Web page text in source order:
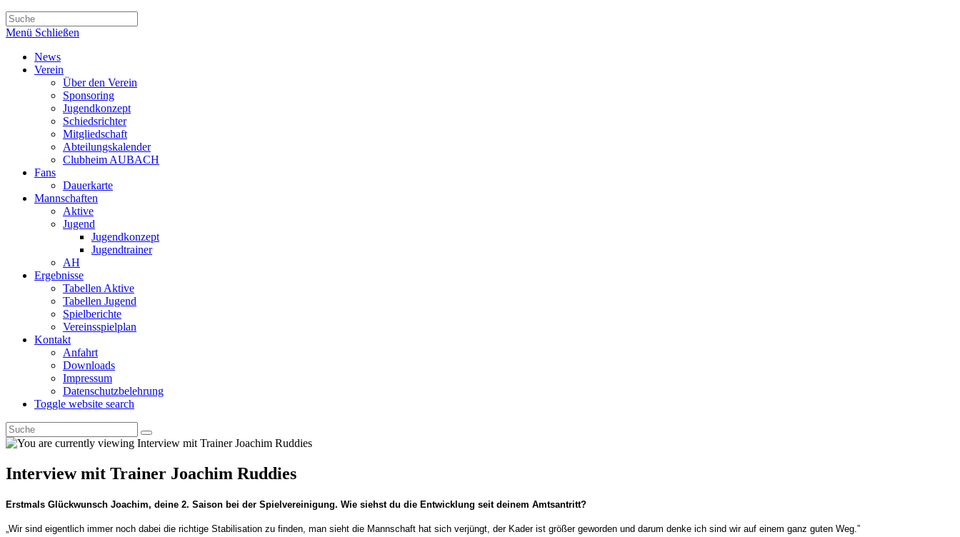
Menü Schließen
News
Verein
Über den Verein
Sponsoring
Jugendkonzept
Schiedsrichter
Mitgliedschaft
Abteilungskalender
Clubheim AUBACH
Fans
Dauerkarte
Mannschaften
Aktive
Jugend
Jugendkonzept
Jugendtrainer
AH
Ergebnisse
Tabellen Aktive
Tabellen Jugend
Spielberichte
Vereinsspielplan
Kontakt
Anfahrt
Downloads
Impressum
Datenschutzbelehrung
Toggle website search
Interview mit Trainer Joachim Ruddies
Erstmals Glückwunsch Joachim, deine 2. Saison bei der Spielvereinigung. Wie siehst du die Entwicklung seit deinem Amtsantritt?
„Wir sind eigentlich immer noch dabei die richtige Stabilisation zu finden, man sieht die Mannschaft hat sich verjüngt, der Kader ist größer geworden und darum denke ich sind wir auf einem ganz guten Weg.”